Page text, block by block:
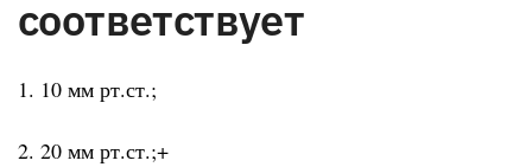
соответствует
1. 10 мм рт.ст.;
2. 20 мм рт.ст.;+